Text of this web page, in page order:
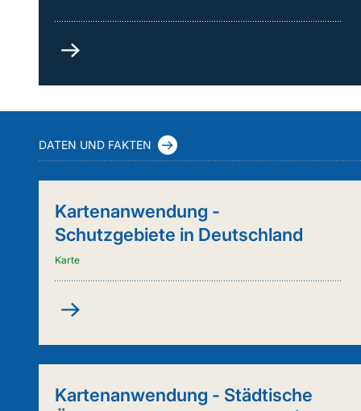
Fledermausschutz
Kuh
(FleKuCo)
DATEN UND FAKTEN
Kartenanwendung -
Schutzgebiete in Deutschland
Karte
Kartenanwendung
Schutzgebiete
in
Kartenanwendung - Städtische